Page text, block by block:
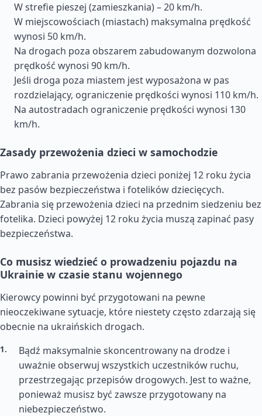
W strefie pieszej (zamieszkania) – 20 km/h.
W miejscowościach (miastach) maksymalna prędkość
wynosi 50 km/h.
Na drogach poza obszarem zabudowanym dozwolona
prędkość wynosi 90 km/h.
Jeśli droga poza miastem jest wyposażona w pas
rozdzielający, ograniczenie prędkości wynosi 110 km/h.
Na autostradach ograniczenie prędkości wynosi 130
km/h.
Zasady przewożenia dzieci w samochodzie
Prawo zabrania przewożenia dzieci poniżej 12 roku życia
bez pasów bezpieczeństwa i fotelików dziecięcych.
Zabrania się przewożenia dzieci na przednim siedzeniu bez
fotelika. Dzieci powyżej 12 roku życia muszą zapinać pasy
bezpieczeństwa.
Co musisz wiedzieć o prowadzeniu pojazdu na
Ukrainie w czasie stanu wojennego
Kierowcy powinni być przygotowani na pewne
nieoczekiwane sytuacje, które niestety często zdarzają się
obecnie na ukraińskich drogach.
Bądź maksymalnie skoncentrowany na drodze i
uważnie obserwuj wszystkich uczestników ruchu,
przestrzegając przepisów drogowych. Jest to ważne,
ponieważ musisz być zawsze przygotowany na
niebezpieczeństwo.